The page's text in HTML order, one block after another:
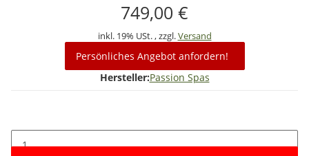
749,00 €
inkl. 19% USt. , zzgl.Versand
Persönliches Angebot anfordern!
Hersteller:Passion Spas